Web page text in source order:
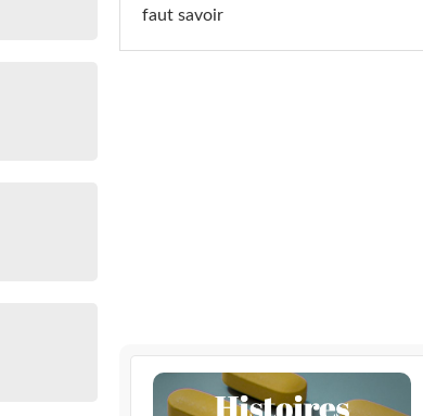
faut savoir